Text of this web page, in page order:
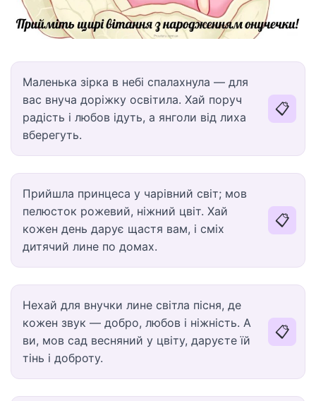
Маленька зірка в небі спалахнула — для
вас внуча доріжку освітила. Хай поруч
радість і любов ідуть, а янголи від лиха
вберегуть.
📋
Прийшла принцеса у чарівний світ; мов
пелюсток рожевий, ніжний цвіт. Хай
кожен день дарує щастя вам, і сміх
дитячий лине по домах.
📋
Нехай для внучки лине світла пісня, де
кожен звук — добро, любов і ніжність. А
ви, мов сад весняний у цвіту, даруєте їй
тінь і доброту.
📋